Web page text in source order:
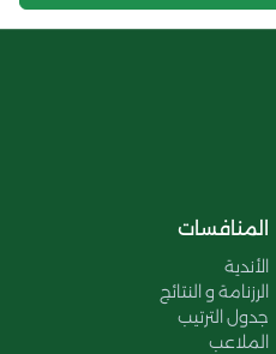
المنافسات
الأندية
الرزنامة و النتائج
جدول الترتيب
الملاعب